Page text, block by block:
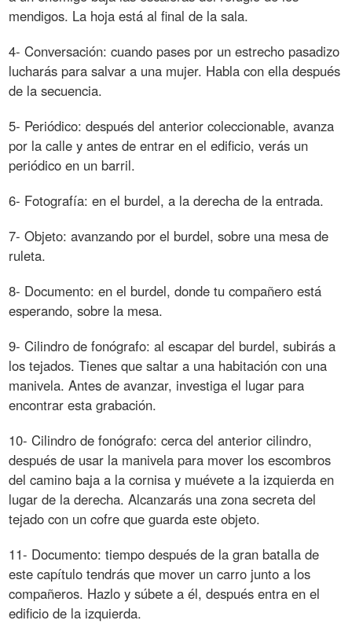
mendigos. La hoja está al final de la sala.
4- Conversación: cuando pases por un estrecho pasadizo
lucharás para salvar a una mujer. Habla con ella después
de la secuencia.
5- Periódico: después del anterior coleccionable, avanza
por la calle y antes de entrar en el edificio, verás un
periódico en un barril.
6- Fotografía: en el burdel, a la derecha de la entrada.
7- Objeto: avanzando por el burdel, sobre una mesa de
ruleta.
8- Documento: en el burdel, donde tu compañero está
esperando, sobre la mesa.
9- Cilindro de fonógrafo: al escapar del burdel, subirás a
los tejados. Tienes que saltar a una habitación con una
manivela. Antes de avanzar, investiga el lugar para
encontrar esta grabación.
10- Cilindro de fonógrafo: cerca del anterior cilindro,
después de usar la manivela para mover los escombros
del camino baja a la cornisa y muévete a la izquierda en
lugar de la derecha. Alcanzarás una zona secreta del
tejado con un cofre que guarda este objeto.
11- Documento: tiempo después de la gran batalla de
este capítulo tendrás que mover un carro junto a los
compañeros. Hazlo y súbete a él, después entra en el
edificio de la izquierda.